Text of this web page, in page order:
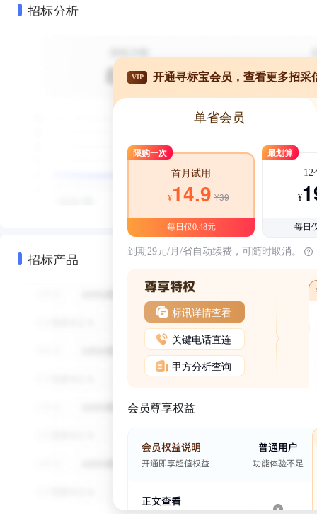
招标分析
招标产品
VIP 开通寻标宝会员，查看更多招采
单省会员
限购一次
首月试用
¥14.9 ¥39
每日仅0.48元
最划算
12
¥
每日
到期29元/月/省自动续费，可随时取消。
标讯详情查看
关键电话直连
甲方分析查询
会员尊享权益